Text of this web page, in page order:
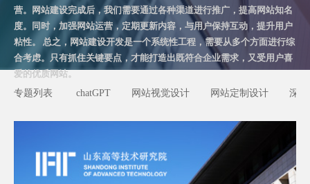
营。网站建设完成后，我们需要通过各种渠道进行推广，提高网站知名
度。同时，加强网站运营，定期更新内容，与用户保持互动，提升用户
粘性。 总之，网站建设开发是一个系统性工程，需要从多个方面进行综
合考虑。只有抓住关键要点，才能打造出既符合企业需求，又受用户喜
爱的优质网站。
专题列表
chatGPT 网站视觉设计 网站定制设计 深